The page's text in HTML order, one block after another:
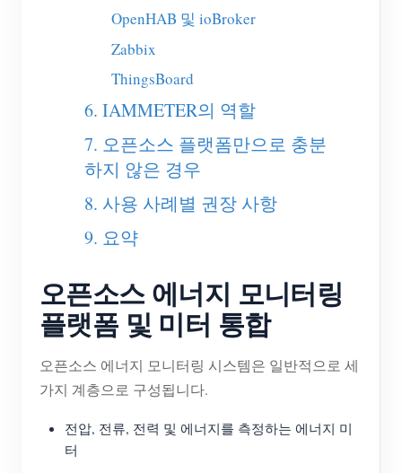
PV 랭킹
OpenHAB 및 ioBroker
Zabbix
ThingsBoard
6. IAMMETER의 역할
7. 오픈소스 플랫폼만으로 충분
하지 않은 경우
8. 사용 사례별 권장 사항
9. 요약
오픈소스 에너지 모니터링
플랫폼 및 미터 통합
오픈소스 에너지 모니터링 시스템은 일반적으로 세
가지 계층으로 구성됩니다.
전압, 전류, 전력 및 에너지를 측정하는 에너지 미
터